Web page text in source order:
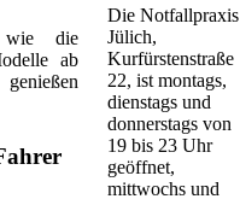
wie die
ab
Die Notfallpraxis
Jülich,
Kurfürstenstraße
22, ist montags,
dienstags und
donnerstags von
19 bis 23 Uhr
geöffnet,
mittwochs und